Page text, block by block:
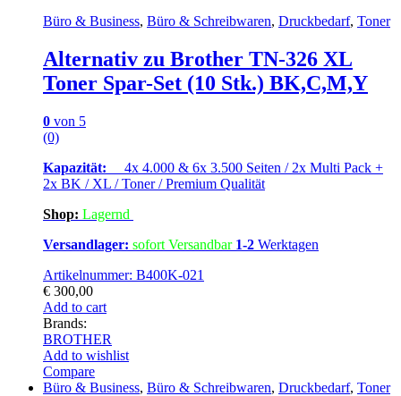
Büro & Business, Büro & Schreibwaren, Druckbedarf, Toner
Alternativ zu Brother TN-326 XL
Toner Spar-Set (10 Stk.) BK,C,M,Y
0 von 5
(0)
Kapazität: 4x 4.000 & 6x 3.500 Seiten / 2x Multi Pack +
2x BK / XL / Toner / Premium Qualität
Shop: Lagernd
Versandlager: sofort Versandbar 1-2 Werktagen
Artikelnummer: B400K-021
€ 300,00
Add to cart
Brands:
BROTHER
Add to wishlist
Compare
Büro & Business, Büro & Schreibwaren, Druckbedarf, Toner